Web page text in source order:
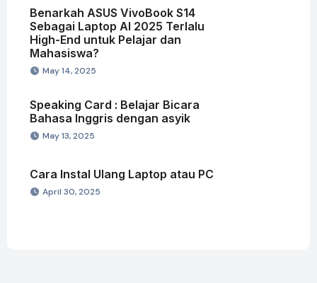
Benarkah ASUS VivoBook S14
Sebagai Laptop AI 2025 Terlalu
High-End untuk Pelajar dan
Mahasiswa?
May 14, 2025
Speaking Card : Belajar Bicara
Bahasa Inggris dengan asyik
May 13, 2025
Cara Instal Ulang Laptop atau PC
April 30, 2025